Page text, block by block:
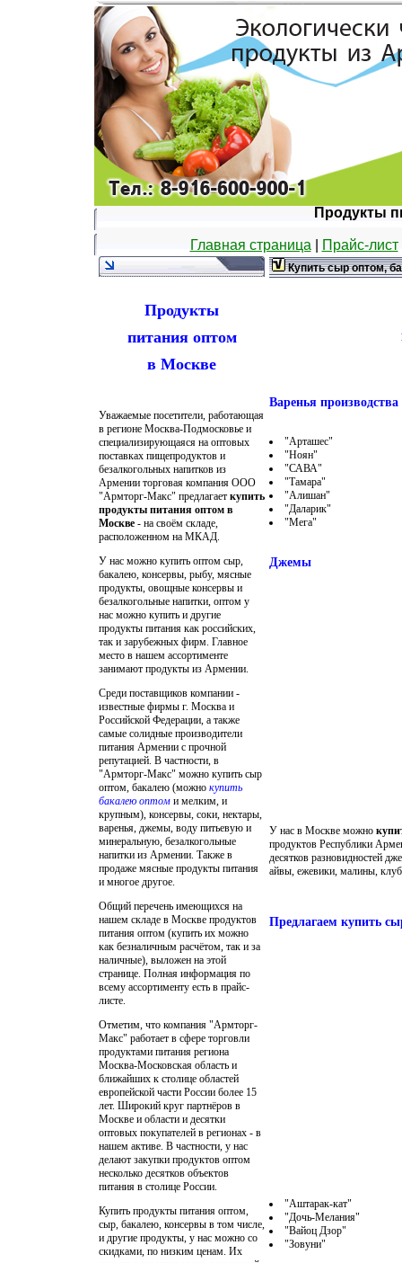
Продукты
Главная страница Прайс-лист
Продукты
питания оптом
в Москве
Уважаемые посетители, работающая
в регионе Москва-Подмосковье и
специализирующаяся на оптовых
поставках пищепродуктов и
безалкогольных напитков из
Армении торговая компания ООО
"Армторг-Макс" предлагает купить
продукты питания оптом в
Москве - на своём складе,
расположенном на МКАД.
У нас можно купить оптом сыр,
бакалею, консервы, рыбу, мясные
продукты, овощные консервы и
безалкогольные напитки, оптом у
нас можно купить и другие
продукты питания как российских,
так и зарубежных фирм. Главное
место в нашем ассортименте
занимают продукты из Армении.
Среди поставщиков компании -
известные фирмы г. Москва и
Российской Федерации, а также
самые солидные производители
питания Армении с прочной
репутацией. В частности, в
"Армторг-Макс" можно купить сыр
оптом, бакалею (можно купить
бакалею оптом и мелким, и
крупным), консервы, соки, нектары,
варенья, джемы, воду питьевую и
минеральную, безалкогольные
напитки из Армении. Также в
продаже мясные продукты питания
и многое другое.
Общий перечень имеющихся на
нашем складе в Москве продуктов
питания оптом (купить их можно
как безналичным расчётом, так и за
наличные), выложен на этой
странице. Полная информация по
всему ассортименту есть в прайс-
листе.
Отметим, что компания "Армторг-
Макс" работает в сфере торговли
продуктами питания региона
Москва-Московская область и
ближайших к столице областей
европейской части России более 15
лет. Широкий круг партнёров в
Москве и области и десятки
оптовых покупателей в регионах - в
нашем активе. В частности, у нас
делают закупки продуктов оптом
несколько десятков объектов
питания в столице России.
Купить продукты питания оптом,
сыр, бакалею, консервы в том числе,
и другие продукты, у нас можно со
скидками, по низким ценам. Их
Купить сыр оптом,
Варенья
"Арташес"
"Ноян"
"САВА"
"Тамара"
"Алишан"
"Даларик"
"Мега"
Джемы
У нас в Москве можно
продуктов Республики
десятков разновидностей
айвы, ежевики, малины,
Предлагаем купить
"Аштарак-кат"
"Дочь-Мелания"
"Вайоц Дзор"
"Зовуни"